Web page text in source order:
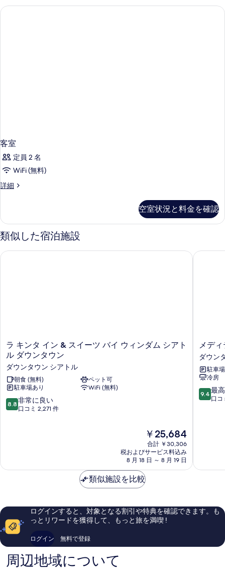
表
細
客室
定員 2 名
WiFi (無料)
詳細
客
細
空室状況と料金を確認
類似した宿泊施設
ラ
キ
ン
タ
イ
ン
&
ス
ィ
シ
ト
ル
ン
ラ キンタ イン & スイーツ バイ ウィンダム シアト
ル ダウンタウン
ダウンタウン シアトル
朝食 (無料)
ペット可
駐車場あり
WiFi (無料)
10
段
良
ミ
2,271
件
件
の
口
コ
8.8 非常に良い
口コミ 2,271 件
現
在
の
料
金
は
￥25,684
￥25,684
合計 ￥30,306
税およびサービス料込み
8 月 18 日 ～ 8 月 19 日
ラ キンタ イン & スイーツ バイ ウィンダム シアトル ダウンタ
メ
デ
ィ
テ
レ
ニ
ア
ウ
ト
ル
メデ
ダウン
駐車
冷房
10
段
晴
口
コ
9.4 最
口コ
メディ
類似施設を比較
ログインすると、対象となる割引や特典を確認できます。も
っとリワードを獲得して、もっと旅を満喫 !
ログイン 無料で登録
周辺地域について